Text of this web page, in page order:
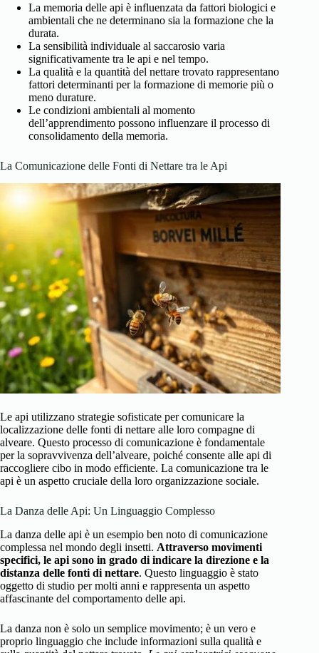
La memoria delle api è influenzata da fattori biologici e
ambientali che ne determinano sia la formazione che la
durata.
La sensibilità individuale al saccarosio varia
significativamente tra le api e nel tempo.
La qualità e la quantità del nettare trovato rappresentano
fattori determinanti per la formazione di memorie più o
meno durature.
Le condizioni ambientali al momento
dell’apprendimento possono influenzare il processo di
consolidamento della memoria.
La Comunicazione delle Fonti di Nettare tra le Api
Le api utilizzano strategie sofisticate per comunicare la
localizzazione delle fonti di nettare alle loro compagne di
alveare. Questo processo di comunicazione è fondamentale
per la sopravvivenza dell’alveare, poiché consente alle api di
raccogliere cibo in modo efficiente. La comunicazione tra le
api è un aspetto cruciale della loro organizzazione sociale.
La Danza delle Api: Un Linguaggio Complesso
La danza delle api è un esempio ben noto di comunicazione
complessa nel mondo degli insetti. Attraverso movimenti
specifici, le api sono in grado di indicare la direzione e la
distanza delle fonti di nettare. Questo linguaggio è stato
oggetto di studio per molti anni e rappresenta un aspetto
affascinante del comportamento delle api.
La danza non è solo un semplice movimento; è un vero e
proprio linguaggio che include informazioni sulla qualità e